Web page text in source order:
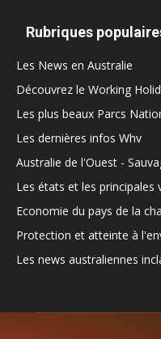
Rubriques
Les News en Australie
Découvrez le Working
Les plus beaux Parcs
Les dernières infos Whv
Australie de l'Ouest -
Les états et les principales
Economie du pays de la
Protection et atteinte à
Les news australiennes